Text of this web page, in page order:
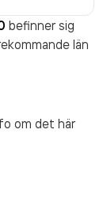
befinner sig
län
om det här